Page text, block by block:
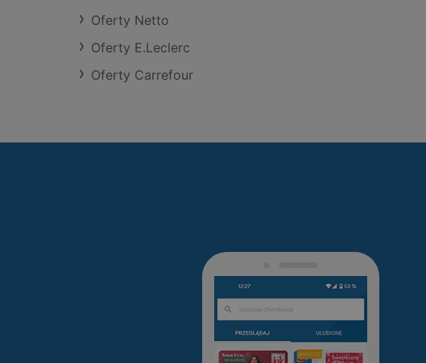
Oferty Netto
Oferty E.Leclerc
Oferty Carrefour